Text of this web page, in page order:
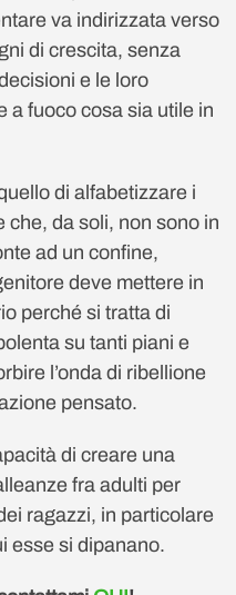
va indirizzata verso
di crescita, senza
e le loro
a fuoco cosa sia utile in
di alfabetizzare i
che, da soli, non sono in
ad un confine,
deve mettere in
perché si tratta di
su tanti piani e
l’onda di ribellione
pensato.
di creare una
fra adulti per
ragazzi, in particolare
esse si dipanano.